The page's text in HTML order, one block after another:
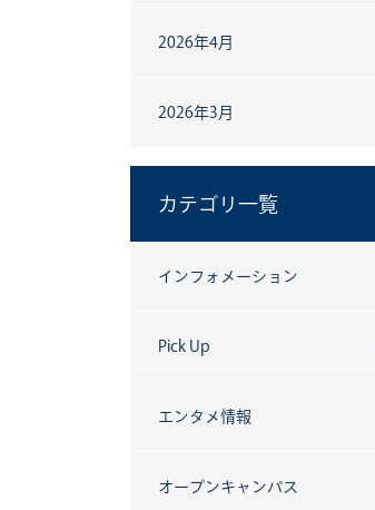
2026年4月
2026年3月
カテゴリ一覧
インフォメーション
Pick Up
エンタメ情報
オープンキャンパス